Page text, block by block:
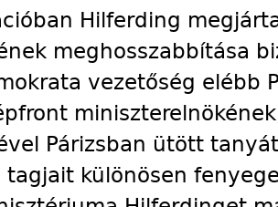
Hilferding
meghosszabbítása
vezetőség elébb
Párizsban ütött
tagjait különösen